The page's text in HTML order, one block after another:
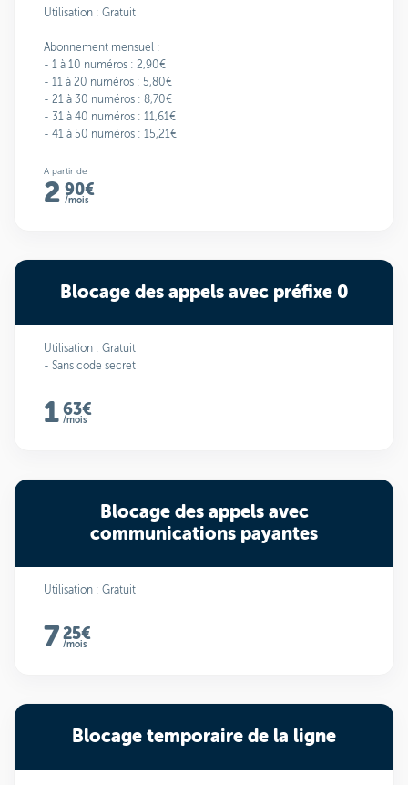
Utilisation : Gratuit
Abonnement mensuel :
- 1 à 10 numéros : 2,90€
- 11 à 20 numéros : 5,80€
- 21 à 30 numéros : 8,70€
- 31 à 40 numéros : 11,61€
- 41 à 50 numéros : 15,21€
A partir de
2 90€
/mois
Blocage des appels avec préfixe 0
Utilisation : Gratuit
- Sans code secret
163€
/mois
Blocage des appels avec
communications payantes
Utilisation : Gratuit
725€
/mois
Blocage temporaire de la ligne